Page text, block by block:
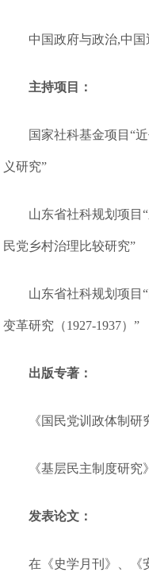
中国政府与政治,中
主持项目：
国家社科基金项目“
义研究”
山东省社科规划项目
民党乡村治理比较研究”
山东省社科规划项目
变革研究（1927-1937）”
出版专著：
《国民党训政体制
《基层民主制度研
发表论文：
在《史学月刊》、《